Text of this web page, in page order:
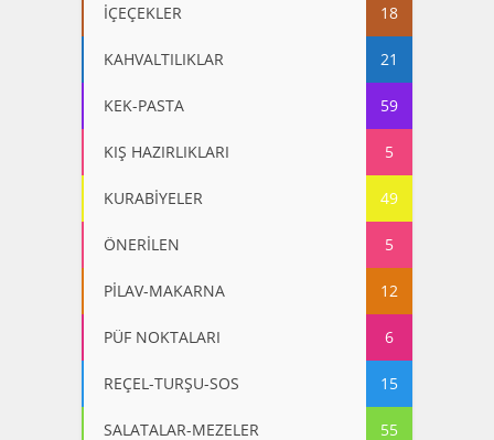
İÇEÇEKLER 18
KAHVALTILIKLAR 21
KEK-PASTA 59
KIŞ HAZIRLIKLARI 5
KURABİYELER 49
ÖNERİLEN 5
PİLAV-MAKARNA 12
PÜF NOKTALARI 6
REÇEL-TURŞU-SOS 15
SALATALAR-MEZELER 55